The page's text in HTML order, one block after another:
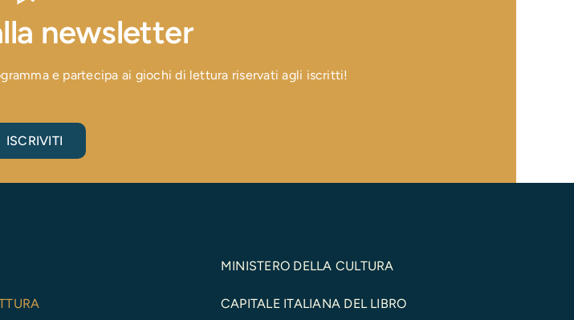
newsletter
e partecipa ai giochi di lettura riservati agli iscritti!
ISCRIVITI
MINISTERO DELLA CULTURA
CAPITALE ITALIANA DEL LIBRO